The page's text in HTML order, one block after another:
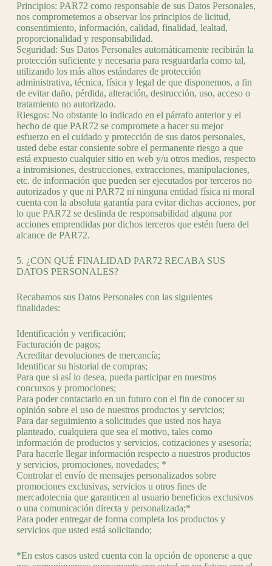
Principios: PAR72 como responsable de sus Datos Personales,
nos comprometemos a observar los principios de licitud,
consentimiento, información, calidad, finalidad, lealtad,
proporcionalidad y responsabilidad.
Seguridad: Sus Datos Personales automáticamente recibirán la
protección suficiente y necesaria para resguardarla como tal,
utilizando los más altos estándares de protección
administrativa, técnica, física y legal de que disponemos, a fin
de evitar daño, pérdida, alteración, destrucción, uso, acceso o
tratamiento no autorizado.
Riesgos: No obstante lo indicado en el párrafo anterior y el
hecho de que PAR72 se compromete a hacer su mejor
esfuerzo en el cuidado y protección de sus datos personales,
usted debe estar consiente sobre el permanente riesgo a que
está expuesto cualquier sitio en web y/u otros medios, respecto
a intromisiones, destrucciones, extracciones, manipulaciones,
etc. de información que pueden ser ejecutados por terceros no
autorizados y que ni PAR72 ni ninguna entidad física ni moral
cuenta con la absoluta garantía para evitar dichas acciones, por
lo que PAR72 se deslinda de responsabilidad alguna por
acciones emprendidas por dichos terceros que estén fuera del
alcance de PAR72.
5. ¿CON QUÉ FINALIDAD PAR72 RECABA SUS
DATOS PERSONALES?
Recabamos sus Datos Personales con las siguientes
finalidades:
Identificación y verificación;
Facturación de pagos;
Acreditar devoluciones de mercancía;
Identificar su historial de compras;
Para que si así lo desea, pueda participar en nuestros
concursos y promociones;
Para poder contactarlo en un futuro con el fin de conocer su
opinión sobre el uso de nuestros productos y servicios;
Para dar seguimiento a solicitudes que usted nos haya
planteado, cualquiera que sea el motivo, tales como
información de productos y servicios, cotizaciones y asesoría;
Para hacerle llegar información respecto a nuestros productos
y servicios, promociones, novedades; *
Controlar el envío de mensajes personalizados sobre
promociones exclusivas, servicios u otros fines de
mercadotecnia que garanticen al usuario beneficios exclusivos
o una comunicación directa y personalizada;*
Para poder entregar de forma completa los productos y
servicios que usted está solicitando;
*En estos casos usted cuenta con la opción de oponerse a que